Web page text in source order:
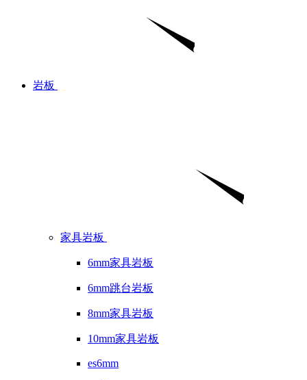
岩板
家具岩板
6mm家具岩板
6mm跳台岩板
8mm家具岩板
10mm家具岩板
es6mm